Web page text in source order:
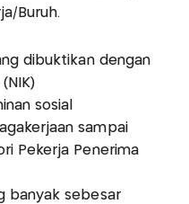
Buruh.
dibuktikan dengan
sosial
sampai
Pekerja Penerima
banyak sebesar